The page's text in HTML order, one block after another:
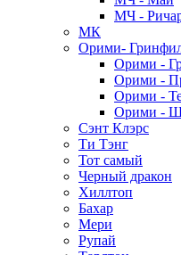
МЧ -
МК
Орими-
Орими -
Орими -
Орими -
Орими -
Сэнт Клэрс
Ти Тэнг
Тот самый
Черный дракон
Хиллтоп
Бахар
Мери
Рупай